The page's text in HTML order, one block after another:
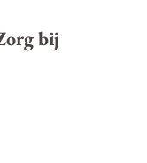
bij